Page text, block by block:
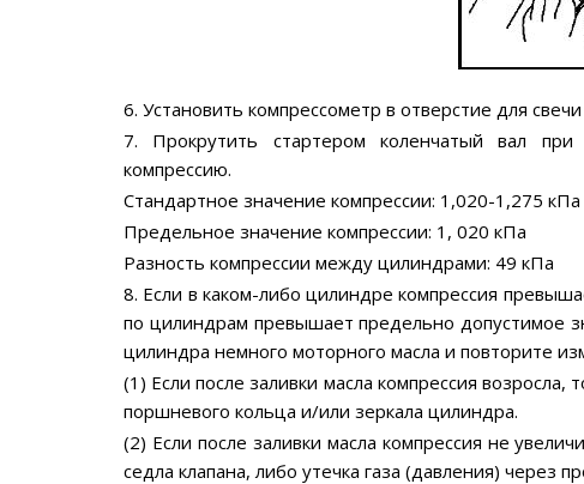
6. Установить компрессометр в отверстие для
7. Прокрутить стартером коленчатый вал
компрессию.
Стандартное значение компрессии: 1,020-1,275 кПа
Предельное значение компрессии: 1, 020 кПа
Разность компрессии между цилиндрами: 49 кПа
8. Если в каком-либо цилиндре компрессия
по цилиндрам превышает предельно допустимое
цилиндра немного моторного масла и повторите
(1) Если после заливки масла компрессия
поршневого кольца и/или зеркала цилиндра.
(2) Если после заливки масла компрессия не
седла клапана, либо утечка газа (давления) через